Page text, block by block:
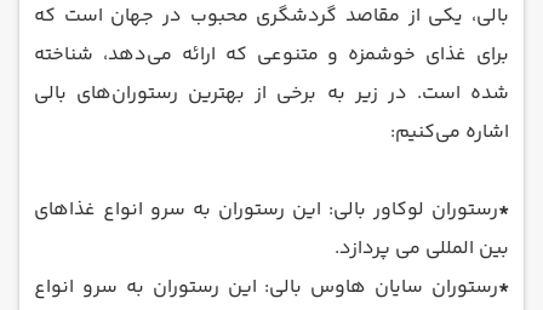
بالی، یکی از مقاصد گردشگری محبوب در جهان است که
برای غذای خوشمزه و متنوعی که ارائه می‌دهد، شناخته
شده است. در زیر به برخی از بهترین رستوران‌های بالی
اشاره می‌کنیم:
*رستوران لوکاور بالی: این رستوران به سرو انواع غذاهای
بین المللی می پردازد.
*رستوران سایان هاوس بالی: این رستوران به سرو انواع